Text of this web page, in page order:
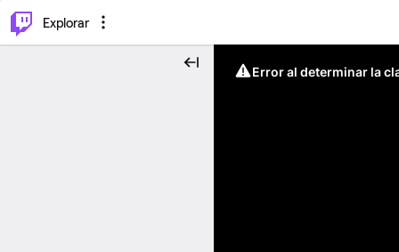
Explorar
Error al determinar la